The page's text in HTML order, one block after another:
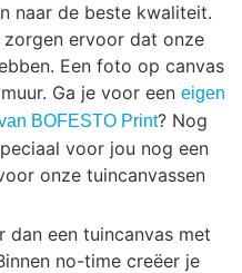
naar de beste kwaliteit.
zorgen ervoor dat onze
Een foto op canvas
Ga je voor een eigen
BOFESTO Print? Nog
voor jou nog een
onze tuincanvassen
dan een tuincanvas met
no-time creëer je